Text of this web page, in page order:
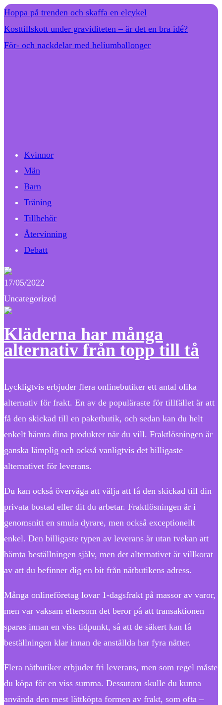
Hoppa på trenden och skaffa en elcykel
Kosttillskott under graviditeten – är det en bra idé?
För- och nackdelar med heliumballonger
Kvinnor
Män
Barn
Träning
Tillbehör
Återvinning
Debatt
17/05/2022
Uncategorized
Kläderna har många
alternativ från topp till tå
Lyckligtvis erbjuder flera onlinebutiker ett antal olika
alternativ för frakt. En av de populäraste för tillfället är att
få den skickad till en paketbutik, och sedan kan du helt
enkelt hämta dina produkter när du vill. Fraktlösningen är
ganska lämplig och också vanligtvis det billigaste
alternativet för leverans.
Du kan också överväga att välja att få den skickad till din
privata bostad eller dit du arbetar. Fraktlösningen är i
genomsnitt en smula dyrare, men också exceptionellt
enkel. Den billigaste typen av leverans är utan tvekan att
hämta beställningen själv, men det alternativet är villkorat
av att du befinner dig en bit från nätbutikens adress.
Många onlineföretag lovar 1-dagsfrakt på massor av varor,
men var vaksam eftersom det beror på att transaktionen
sparas innan en viss tidpunkt, så att de säkert kan få
beställningen klar innan de anställda har fyra nätter.
Flera nätbutiker erbjuder fri leverans, men som regel måste
du köpa för en viss summa. Dessutom skulle du kunna
använda den mest lättköpta formen av frakt, som ofta –